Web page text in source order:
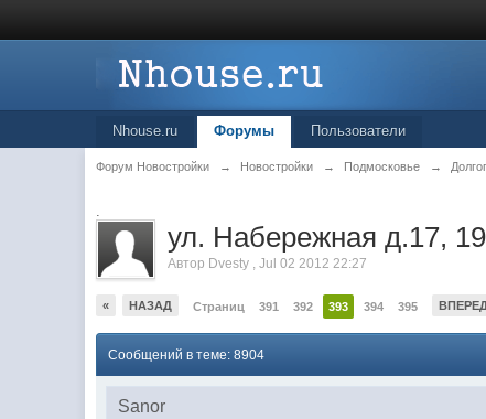
Nhouse.ru Форумы Пользователи
Форум Новостройки → Новостройки → Подмосковье →
.
ул. Набережная д.17,
Автор Dvesty ,Jul 02 2012 22:27
« НАЗАД Страниц 391 392 393 394 395
Сообщений в теме: 8904
Sanor